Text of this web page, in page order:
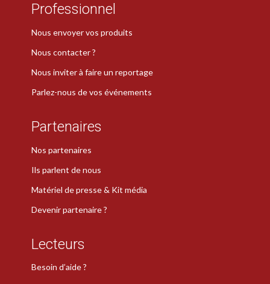
Professionnel
Nous envoyer vos produits
Nous contacter ?
Nous inviter à faire un reportage
Parlez-nous de vos événements
Partenaires
Nos partenaires
Ils parlent de nous
Matériel de presse & Kit média
Devenir partenaire ?
Lecteurs
Besoin d’aide ?